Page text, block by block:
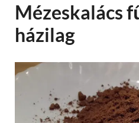
Mézeskalács
házilag